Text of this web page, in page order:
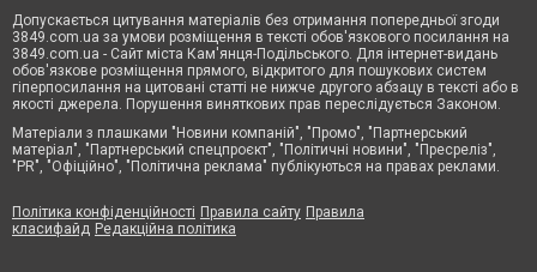
Допускається цитування матеріалів без отримання попередньої згоди
3849.com.ua за умови розміщення в тексті обов'язкового посилання на
3849.com.ua - Сайт міста Кам'янця-Подільського. Для інтернет-видань
обов'язкове розміщення прямого, відкритого для пошукових систем
гіперпосилання на цитовані статті не нижче другого абзацу в тексті або в
якості джерела. Порушення виняткових прав переслідується Законом.
Матеріали з плашками "Новини компаній", "Промо", "Партнерський
матеріал", "Партнерський спецпроєкт", "Політичні новини", "Пресреліз",
"PR", "Офіційно", "Політична реклама" публікуються на правах реклами.
Політика конфіденційності Правила сайту Правила
класифайд Редакційна політика